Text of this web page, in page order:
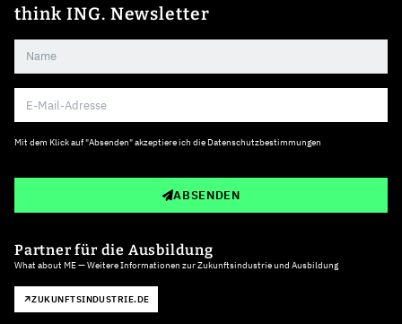
think ING. Newsletter
Mit dem Klick auf "Absenden" akzeptiere ich die Datenschutzbestimmungen
ABSENDEN
Partner für die Ausbildung
What about ME — Weitere Informationen zur Zukunftsindustrie und Ausbildung
ZUKUNFTSINDUSTRIE.DE